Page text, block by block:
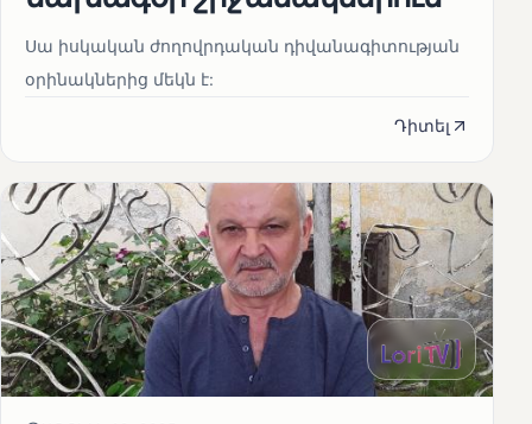
Սա իսկական ժողովրդական դիվանագիտության
օրինակներից մեկն է:
Դիտել